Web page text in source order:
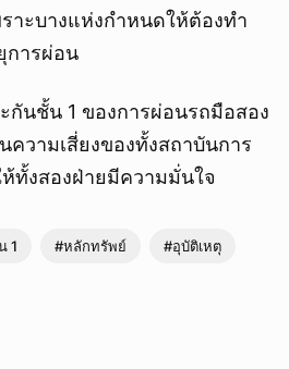
าะบางแห่งกำหนดให้ต้องทำ
การผ่อน
กันชั้น 1 ของการผ่อนรถมือสอง
ความเสี่ยงของทั้งสถาบันการ
ทั้งสองฝ่ายมีความมั่นใจ
1 #หลักทรัพย์ #อุบัติเหตุ